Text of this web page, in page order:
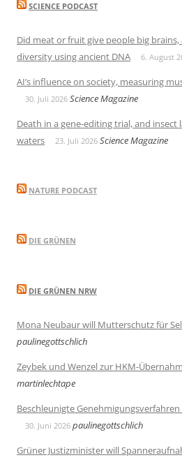
SCIENCE PODCAST
Did meat or fruit give people big
diversity using ancient DNA
6. August
AI’s influence on society, measuring
30. Juli 2026 Science Magazine
Death in a gene-editing trial, and insect
waters
23. Juli 2026 Science Magazine
NATURE PODCAST
DIE GRÜNEN
DIE GRÜNEN NRW
Mona Neubaur will Mutterschutz für
paulinegottschlich
Zeybek und Wenzel zur HKM-
martinlechtape
Beschleunigte
30. Juni 2026 paulinegottschlich
Grüner Justizminister will